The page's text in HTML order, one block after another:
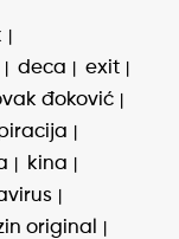
deca
exit
đoković
kina
original